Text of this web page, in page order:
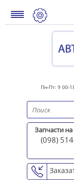
Пн-Пт: 9 00-
Запчасти
(098)